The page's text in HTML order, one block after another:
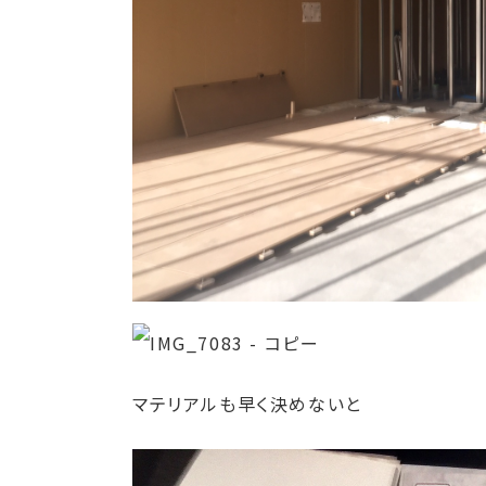
マテリアルも早く決めないと